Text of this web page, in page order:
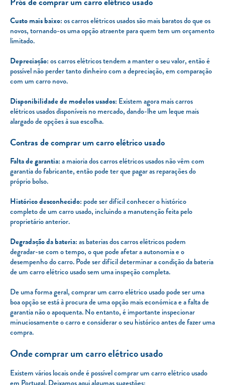
Custo mais baixo:os carros elétricos usados são mais baratos do que os
novos, tornando-os uma opção atraente para quem tem um orçamento
limitado.
Depreciação:os carros elétricos tendem a manter o seu valor, então é
possível não perder tanto dinheiro com a depreciação, em comparação
com um carro novo.
Disponibilidade de modelos usados: Existem agora mais carros
elétricos usados disponíveis no mercado, dando-lhe um leque mais
alargado de opções à sua escolha.
Contras de comprar um carro elétrico usado
Falta de garantia:a maioria dos carros elétricos usados não vêm com
garantia do fabricante, então pode ter que pagar as reparações do
próprio bolso.
Histórico desconhecido: pode ser difícil conhecer o histórico
completo de um carro usado, incluindo a manutenção feita pelo
proprietário anterior.
Degradação da bateria:as baterias dos carros elétricos podem
degradar-se com o tempo, o que pode afetar a autonomia e o
desempenho do carro. Pode ser difícil determinar a condição da bateria
de um carro elétrico usado sem uma inspeção completa.
De uma forma geral, comprar um carro elétrico usado pode ser uma
boa opção se está à procura de uma opção mais económica e a falta de
garantia não o apoquenta. No entanto, é importante inspecionar
minuciosamente o carro e considerar o seu histórico antes de fazer uma
compra.
Onde comprar um carro elétrico usado
Existem vários locais onde é possível comprar um carro elétrico usado
em Portugal. Deixamos aqui algumas sugestões: